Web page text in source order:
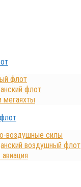
флот
флот
мегаяхты
воздушные силы
воздушный флот